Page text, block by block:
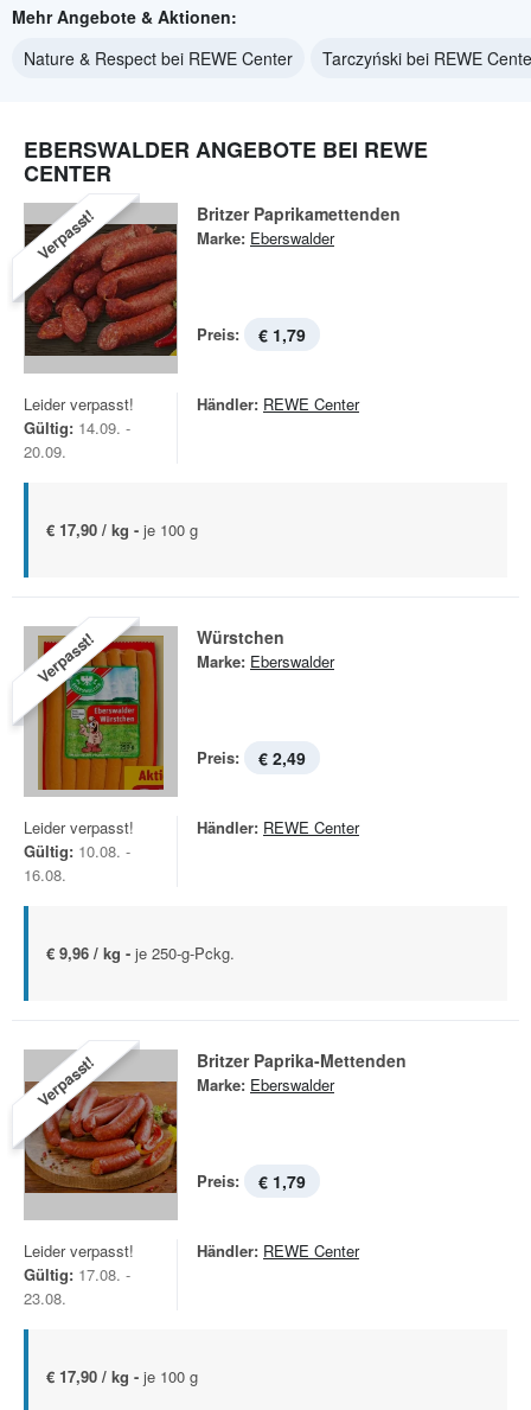
Mehr Angebote & Aktionen:
Nature & Respect bei REWE Center
Tarczyński bei REWE
EBERSWALDER ANGEBOTE BEI REWE
CENTER
Verpasst! Britzer Paprikamettenden
Marke: Eberswalder
Preis: € 1,79
Leider verpasst!
Gültig: 14.09. -
20.09.
Händler: REWE Center
€ 17,90 / kg - je 100 g
Verpasst! Würstchen
Marke: Eberswalder
Preis: € 2,49
Leider verpasst!
Gültig: 10.08. -
16.08.
Händler: REWE Center
€ 9,96 / kg - je 250-g-Pckg.
Verpasst! Britzer Paprika-Mettenden
Marke: Eberswalder
Preis: € 1,79
Leider verpasst!
Gültig: 17.08. -
23.08.
Händler: REWE Center
€ 17,90 / kg - je 100 g